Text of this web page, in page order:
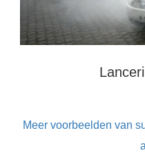
Meer voorbeelden van